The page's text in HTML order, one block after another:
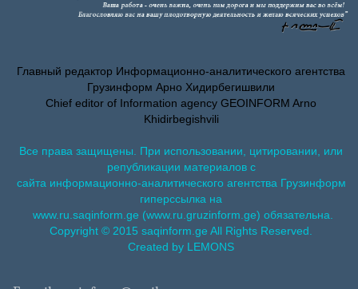
Главный редактор Информационно-аналитического агентства
Грузинформ Арно Хидирбегишвили
Chief editor of Information agency GEOINFORM Arno
Khidirbegishvili
Все права защищены. При использовании, цитировании, или
републикации материалов с
сайта информационно-аналитического агентства Грузинформ
гиперссылка на
www.ru.saqinform.ge (www.ru.gruzinform.ge) обязательна.
Copyright © 2015 saqinform.ge All Rights Reserved.
Created by LEMONS